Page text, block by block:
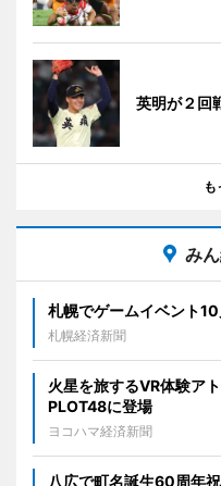
英明が２
も
み
札幌でゲームイベント
札幌経済新聞
火星を旅するVR体験ア
PLOT48に登場
ヨコハマ経済新聞
八広で町名誕生60周年